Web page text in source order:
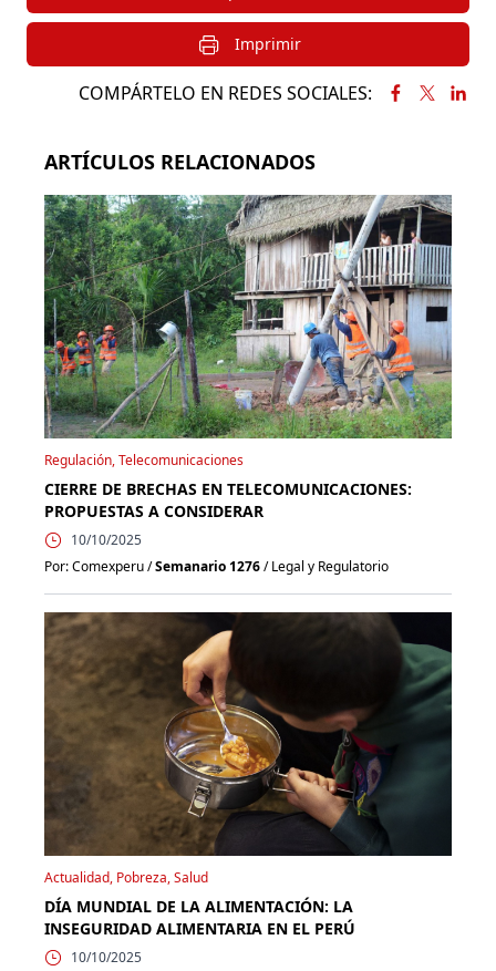
Imprimir
COMPÁRTELO EN REDES SOCIALES:
ARTÍCULOS RELACIONADOS
Regulación, Telecomunicaciones
CIERRE DE BRECHAS EN TELECOMUNICACIONES:
PROPUESTAS A CONSIDERAR
10/10/2025
Por: Comexperu /Semanario 1276/ Legal y Regulatorio
Actualidad, Pobreza, Salud
DÍA MUNDIAL DE LA ALIMENTACIÓN: LA
INSEGURIDAD ALIMENTARIA EN EL PERÚ
10/10/2025